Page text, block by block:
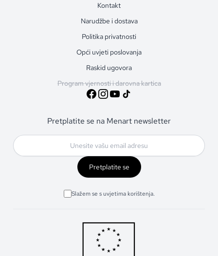
Kontakt
Narudžbe i dostava
Politika privatnosti
Opći uvjeti poslovanja
Raskid ugovora
Program vjernosti i darovna kartica
Pretplatite se na Menart newsletter
Pretplatite se
Slažem se s uvjetima korištenja.